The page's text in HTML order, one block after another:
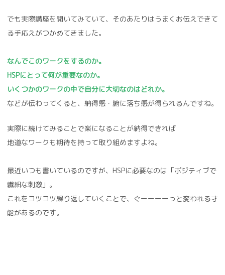
でも実際講座を開いてみていて、そのあたりはうまくお伝えできて
る手応えがつかめてきました。
なんでこのワークをするのか。
HSPにとって何が重要なのか。
いくつかのワークの中で自分に大切なのはどれか。
などが伝わってくると、納得感・腑に落ち感が得られるんですね。
実際に続けてみることで楽になることが納得できれば
地道なワークも期待を持って取り組めますよね。
最近いつも書いているのですが、HSPに必要なのは「ポジティブで
繊細な刺激」。
これをコツコツ繰り返していくことで、ぐーーーーっと変われる才
能があるのです。